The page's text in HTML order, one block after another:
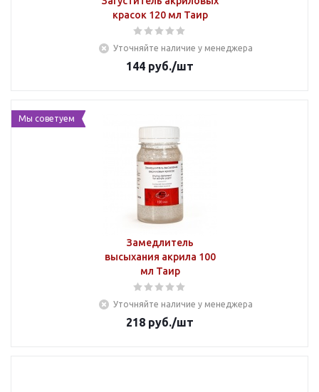
красок 120 мл Таир
Уточняйте наличие у менеджера
144 руб./шт
Мы советуем
Замедлитель
высыхания акрила 100
мл Таир
Уточняйте наличие у менеджера
218 руб./шт